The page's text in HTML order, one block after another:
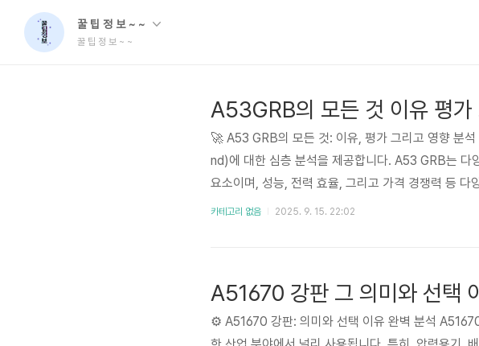
꿀 팁 정 보 ~ ~
꿀 팁 정 보 ~ ~
A53GRB의 모든 것 이유 평가
🚀 A53 GRB의 모든 것: 이유, 평가 그리고 영향
nd)에 대한 심층 분석을 제공합니다. A53 GRB는 다
요소이며, 성능, 전력 효율, 그리고 가격 경쟁력 등
장 경쟁력, 그리고 사용자 경험 등을 폭넓게 다루며,
카테고리 없음 2025. 9. 15. 22:02
A51670 강판 그 의미와 선택
⚙️ A51670 강판: 의미와 선택 이유 완벽 분석